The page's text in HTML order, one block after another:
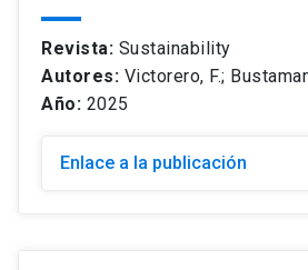
Revista: Sustainability
Autores: Victorero, F.;
Año: 2025
Enlace a la publicación